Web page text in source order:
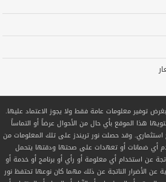
توفير معلومات عامة فقط ولا يجوز الاعتماد عليها.
هذا الموقع بأي حال من الأحوال عرضاً أو التماساً
استثماري. وقد حصلت نور تريندز على تلك المعلومات من
أي ضمانات أو تعهدات على صحتها ودقتها يتحمل
عن استخدام أي معلومة أو رأي أو برنامج أو خدمة أو
عن الأضرار الناتجة عن ذلك مهما كان نوعها تحتفظ نور